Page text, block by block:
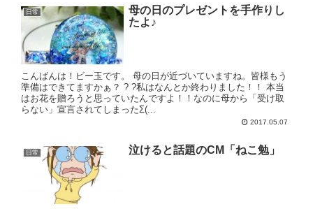
日常
母の日のプレゼントを手作りし
たよ♪
こんばんは！ビー玉です。 母の日が近づいていますね。皆様もう
準備はできてますかぁ？ ? ?私はなんとか終わりました！！ 本当
はお花を贈ろうと思っていたんですよ！！なのに母から「受け取
らない」宣言されてしまったΣ(...
2017.05.07
日常 泣けると話題のCM「ねこ勉」